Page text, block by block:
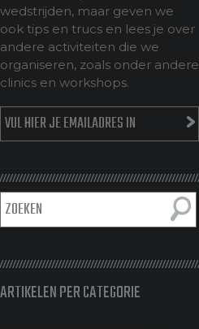
wedstrijden, maar geven we
ook tips en trucs en lees je over
andere activiteiten die we
organiseren, zoals onder andere
clinics en workshops.
ARTIKELEN PER CATEGORIE